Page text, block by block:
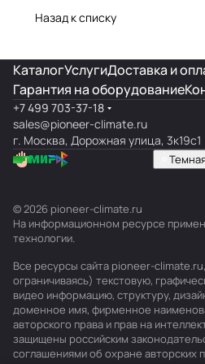
Назад к списку
КаталогУслугиДоставка и
Гарантия на оборудование
+7 499 703-37-18
sales@pioneer-climate.ru
г. Москва, Дорожная улица, 3к19с1
© 2026 pioneer-climate.ru
На информационном ресурсе
технологии.
Все ресурсы сайта pioneer-
ограничиваясь) текстовую,
видео информацию, структуру,
доменное имя, фирменное
авторского права и прав на
защищены российским
соглашениями об охране авторских